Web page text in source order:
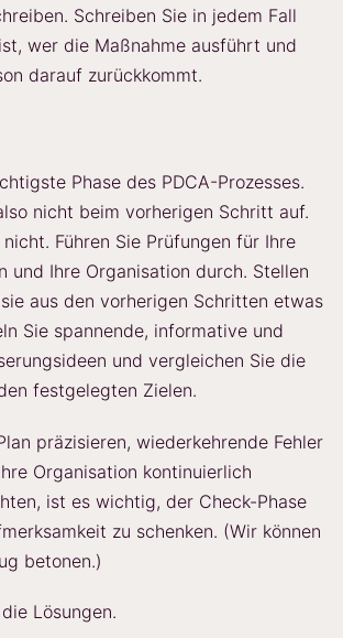
Schreiben Sie in jedem Fall
wer die Maßnahme ausführt und
darauf zurückkommt.
Phase des PDCA-Prozesses.
nicht beim vorherigen Schritt auf.
Führen Sie Prüfungen für Ihre
und Ihre Organisation durch. Stellen
aus den vorherigen Schritten etwas
Sie spannende, informative und
und vergleichen Sie die
festgelegten Zielen.
präzisieren, wiederkehrende Fehler
Organisation kontinuierlich
ist es wichtig, der Check-Phase
zu schenken. (Wir können
betonen.)
Lösungen.